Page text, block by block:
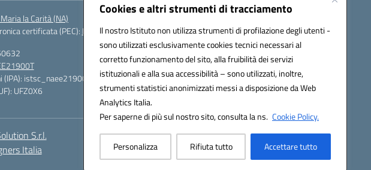
Cookies e altri strumenti di tracciamento
Il nostro Istituto non utilizza strumenti di profilazione degli utenti -
sono utilizzati esclusivamente cookies tecnici necessari al
corretto funzionamento del sito, alla fruibilità dei servizi
istituzionali e alla sua accessibilità – sono utilizzati, inoltre,
strumenti statistici anonimizzati messi a disposizione da Web
Analytics Italia.
Per saperne di più sul nostro sito, consulta la ns. Cookie Policy.
Personalizza Rifiuta tutto Accettare tutto
la Carità (NA)
certificata (PEC): NAEE21900T@pec.istruzione.it
istsc_naee21900t
UFZ0X6
S.r.l.
Italia